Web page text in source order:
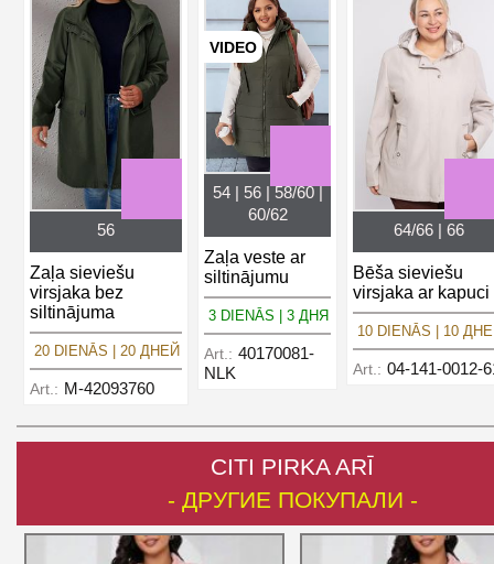
56
Zaļa sieviešu
virsjaka bez
siltinājuma
20 DIENĀS | 20 ДНЕЙ
Art.: M-42093760
VIDEO
54 | 56 | 58/60 |
60/62
Zaļa veste ar
siltinājumu
3 DIENĀS | 3 ДНЯ
Art.: 40170081-
NLK
64/66 | 66
Bēša sieviešu
virsjaka ar kapuci
10 DIENĀS | 10
Art.: 04-141-0012-
CITI PIRKA ARĪ
- ДРУГИЕ ПОКУПАЛИ -